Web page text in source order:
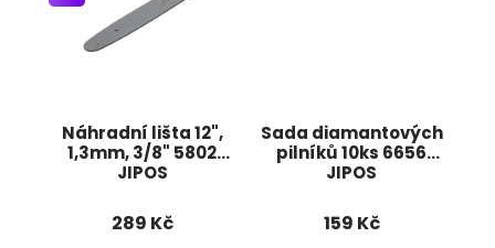
Náhradní lišta 12",
1,3mm, 3/8" 5802
JIPOS
289 Kč
Sada diamantových
pilníků 10ks 6656
JIPOS
159 Kč